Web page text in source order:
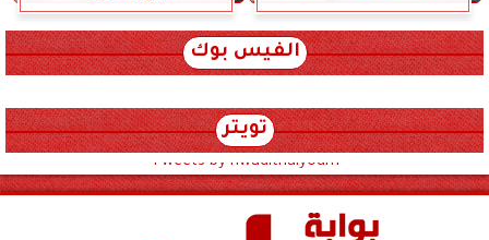
الفيس بوك
تويتر
Tweets by hwadithalyoum